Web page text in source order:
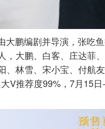
鹏编剧并导演，张吃鱼
，大鹏、白客、庄达菲
、林雪、宋小宝、付航
V推荐度99%，7月15日